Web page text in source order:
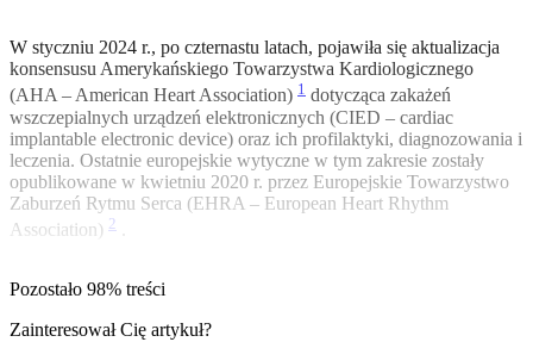
W styczniu 2024 r., po czternastu latach, pojawiła się aktualizacja
konsensusu Amerykańskiego Towarzystwa Kardiologicznego
(AHA – American Heart Association) 1 dotycząca zakażeń
wszczepialnych urządzeń elektronicznych (CIED – cardiac
implantable electronic device) oraz ich profilaktyki, diagnozowania i
leczenia. Ostatnie europejskie wytyczne w tym zakresie zostały
opublikowane w kwietniu 2020 r. przez Europejskie Towarzystwo
Zaburzeń Rytmu Serca (EHRA – European Heart Rhythm
Association) 2
Pozostało 98% treści
Zainteresował Cię artykuł?